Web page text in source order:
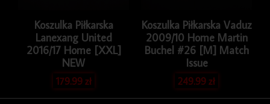
Koszulka Piłkarska
Lanexang United
2016/17 Home [XXL]
NEW
179.99zł
Koszulka Piłkarska Vaduz
2009/10 Home Martin
Buchel #26 [M] Match
Issue
249.99zł